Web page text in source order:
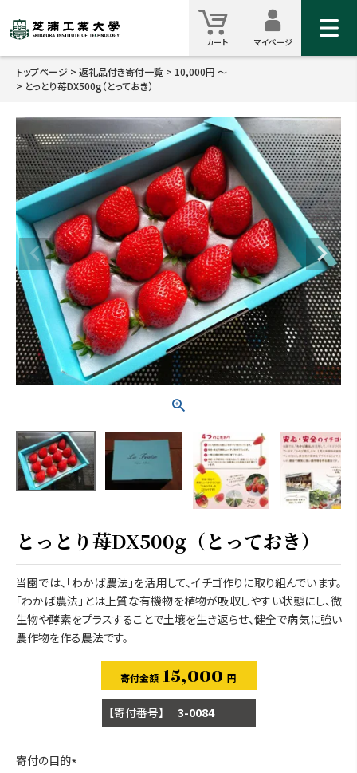
カート
カート
マイ
マイページ
トップページ 返礼品付き寄付一覧
10,000円
とっとり苺DX500g（とっておき）
とっとり苺DX500g（とっておき）
当園では、「わかば農法」を活用して、イチゴ作りに取り組んでいます。
「わかば農法」とは上質な有機物を植物が吸収しやすい状態にし、微
生物や酵素をプラスすることで土壌を生き返らせ、健全で病気に強い
農作物を作る農法です。
15,000
商品番号 3-0084
寄付の目的